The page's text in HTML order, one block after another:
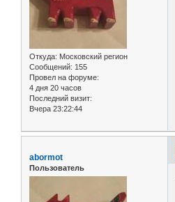
Откуда: Московский регион
Сообщений: 155
Провел на форуме:
4 дня 20 часов
Последний визит:
Вчера 23:22:44
abormot
Пользователь